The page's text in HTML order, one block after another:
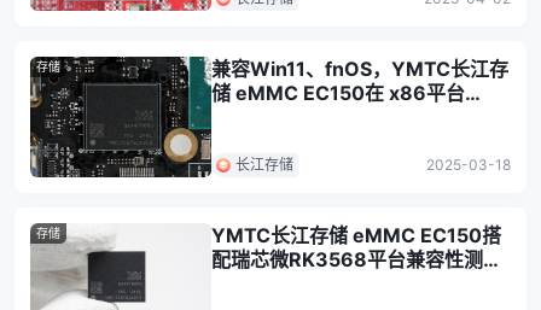
存储
兼容Win11、fnOS，YMTC长江存
储 eMMC EC150在 x86平台
长江存储 2025-03-18
存储
YMTC长江存储 eMMC EC150搭
配瑞芯微RK3568平台兼容性测